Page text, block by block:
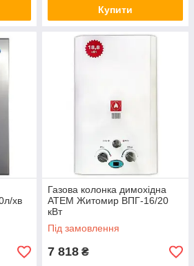
Купити
хв
Газова колонка димохідна
АТЕМ Житомир ВПГ-16/20
кВт
Під замовлення
7 818 ₴